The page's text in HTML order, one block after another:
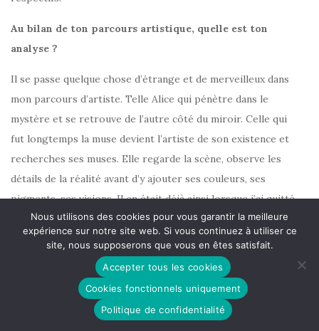
Au bilan de ton parcours artistique, quelle est ton
analyse ?
Il se passe quelque chose d’étrange et de merveilleux dans
mon parcours d’artiste. Telle Alice qui pénètre dans le
mystère et se retrouve de l’autre côté du miroir. Celle qui
fut longtemps la muse devient l’artiste de son existence et
recherches ses muses. Elle regarde la scène, observe les
détails de la réalité avant d’y ajouter ses couleurs, ses
pigments, ses visions. Il en était déjà ainsi lorsque j’ai quitté
le plateau du théâtre devenu trop étroit et les mots des
autres afin de réinventer les miens au fil d’une errance
fantastique sur l’immense scène du monde. Ainsi, j’avais
transmuté mon art de comédienne-conteuse à celui
d’écrivaine-voyageuse, où d’interprète je suis passée à
auteure de ma vie. Bien entendu, cela ne voulait pas dire que
Nous utilisons des cookies pour vous garantir la meilleure
expérience sur notre site web. Si vous continuez à utiliser ce
site, nous supposerons que vous en êtes satisfait.
Accepter tous les cookies
Cookies fonctionnels uniquement
Politique de confidentialité